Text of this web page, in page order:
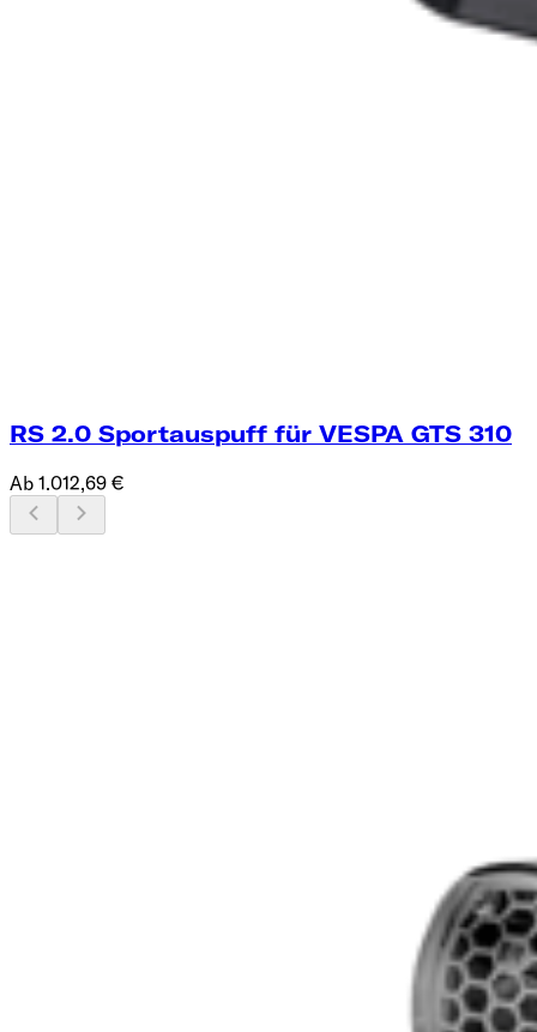
RS 2.0 Sportauspuff für VESPA GTS 310
Ab 1.012,69 €